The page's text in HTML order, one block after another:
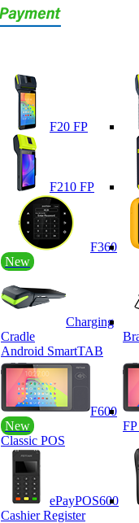
F20 FP
F210 FP
F360
New
Charging
Cradle
Android SmartTAB
F600
New
FP
Classic POS
ePayPOS600
Cashier Register